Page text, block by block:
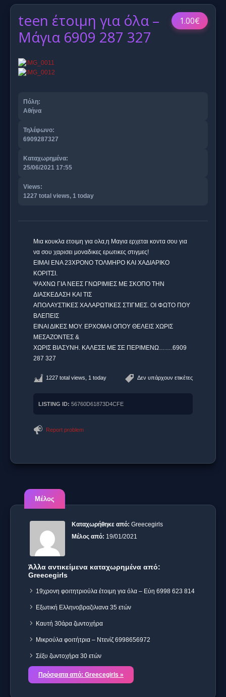
1.00€
teen έτοιμη για όλα –
Μάγια 6909 287 327
Πόλη:
Αθήνα
Τηλέφωνο:
6909287327
Καταχωρημένα:
25/06/2021 17:55
Views:
1227 total views, 1 today
Μια κουκλα ετοιμη για ολα,η Μαγια ερχεται κοντα σου για
να σου χαρισει μοναδικες ερωτικες στιγμες!
ΕΙΜΑΙ ΕΝΑ 23ΧΡΟΝΟ ΤΟΛΜΗΡΟ ΚΑΙ ΧΑΔΙΑΡΙΚΟ
ΚΟΡΙΤΣΙ.
ΨΑΧΝΩ ΓΙΑ ΝΕΕΣ ΓΝΩΡΙΜΙΕΣ ΜΕ ΣΚΟΠΟ ΤΗΝ
ΔΙΑΣΚΕΔΑΣΗ ΚΑΙ ΤΙΣ
ΑΠΟΛΑΥΣΤΙΚΕΣ ΧΑΛΑΡΩΤΙΚΕΣ ΣΤΙΓΜΕΣ. ΟΙ ΦΩΤΟ ΠΟΥ
ΒΛΕΠΕΙΣ
ΕΙΝΑΙ ΔΙΚΕΣ ΜΟΥ. ΕΡΧΟΜΑΙ ΟΠΟΥ ΘΕΛΕΙΣ ΧΩΡΙΣ
ΜΕΣΑΖΟΝΤΕΣ &
ΧΩΡΙΣ ΒΙΑΣΥΝΗ. ΚΑΛΕΣΕ ΜΕ ΣΕ ΠΕΡΙΜΕΝΩ…….6909
287 327
Δεν υπάρχουν ετικέτες
1227 total views, 1 today
LISTING ID: 56760D61873D4CFE
Report problem
Μέλος
Καταχωρήθηκε από: Greecegirls
Μέλος από: 19/01/2021
Άλλα αντικείμενα καταχωρημένα από:
Greecegirls
19χρονη φοιτητριούλα έτοιμη για όλα – Εύη 6998 623 814
Εξωτική Ελληνοβραζιλιανα 35 ετών
Καυτή 30άρα ζωντοχήρα
Μικρούλα φοιτήτρια – Ντενίζ 6998656972
Σέξυ ζωντοχήρα 30 ετών
Πρόσφατα από: Greecegirls »